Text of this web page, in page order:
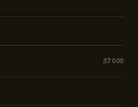
37 000